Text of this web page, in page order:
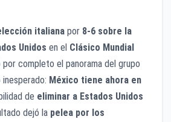
italiana por 8-6 sobre la
Unidos en el Clásico Mundial
por completo el panorama del grupo
México tiene ahora en
de eliminar a Estados Unidos
dejó la pelea por los